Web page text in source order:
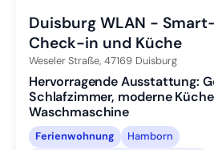
Duisburg WLAN -
Check-in und Küche
Weseler Straße, 47169 Duisburg
Hervorragende Ausstattung:
Schlafzimmer, moderne
Waschmaschine
Ferienwohnung
Hamborn